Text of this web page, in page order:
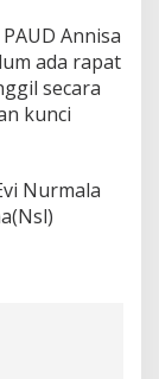
Annisa
ada rapat
secara
kunci
Nurmala